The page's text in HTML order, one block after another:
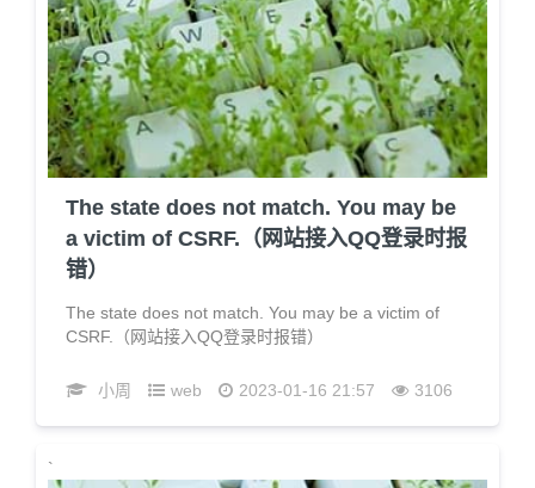
The state does not match. You may be
a victim of CSRF.（网站接入QQ登录时报
错）
The state does not match. You may be a victim of
CSRF.（网站接入QQ登录时报错）
小周 web 2023-01-16 21:57 3106
`